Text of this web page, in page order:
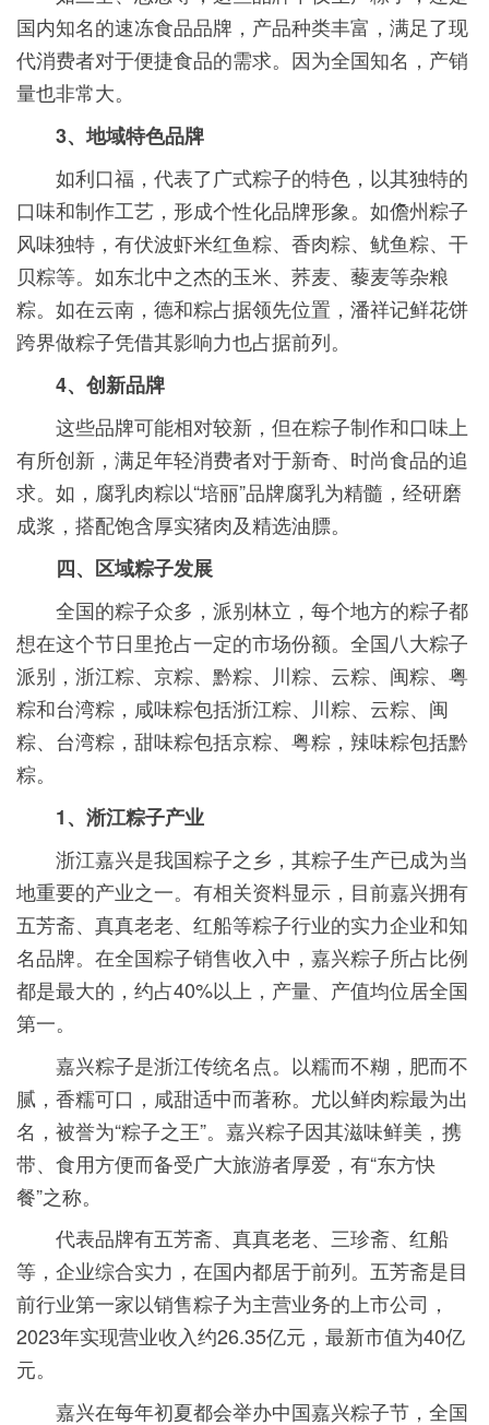
国内知名的速冻食品品牌，产品种类丰富，满足了现
代消费者对于便捷食品的需求。因为全国知名，产销
量也非常大。
3、地域特色品牌
如利口福，代表了广式粽子的特色，以其独特的
口味和制作工艺，形成个性化品牌形象。如儋州粽子
风味独特，有伏波虾米红鱼粽、香肉粽、鱿鱼粽、干
贝粽等。如东北中之杰的玉米、荞麦、藜麦等杂粮
粽。如在云南，德和粽占据领先位置，潘祥记鲜花饼
跨界做粽子凭借其影响力也占据前列。
4、创新品牌
这些品牌可能相对较新，但在粽子制作和口味上
有所创新，满足年轻消费者对于新奇、时尚食品的追
求。如，腐乳肉粽以“培丽”品牌腐乳为精髓，经研磨
成浆，搭配饱含厚实猪肉及精选油膘。
四、区域粽子发展
全国的粽子众多，派别林立，每个地方的粽子都
想在这个节日里抢占一定的市场份额。全国八大粽子
派别，浙江粽、京粽、黔粽、川粽、云粽、闽粽、粤
粽和台湾粽，咸味粽包括浙江粽、川粽、云粽、闽
粽、台湾粽，甜味粽包括京粽、粤粽，辣味粽包括黔
粽。
1、淅江粽子产业
浙江嘉兴是我国粽子之乡，其粽子生产已成为当
地重要的产业之一。有相关资料显示，目前嘉兴拥有
五芳斋、真真老老、红船等粽子行业的实力企业和知
名品牌。在全国粽子销售收入中，嘉兴粽子所占比例
都是最大的，约占40%以上，产量、产值均位居全国
第一。
嘉兴粽子是浙江传统名点。以糯而不糊，肥而不
腻，香糯可口，咸甜适中而著称。尤以鲜肉粽最为出
名，被誉为“粽子之王”。嘉兴粽子因其滋味鲜美，携
带、食用方便而备受广大旅游者厚爱，有“东方快
餐”之称。
代表品牌有五芳斋、真真老老、三珍斋、红船
等，企业综合实力，在国内都居于前列。五芳斋是目
前行业第一家以销售粽子为主营业务的上市公司，
2023年实现营业收入约26.35亿元，最新市值为40亿
元。
嘉兴在每年初夏都会举办中国嘉兴粽子节，全国